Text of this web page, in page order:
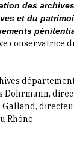
des
et du
conservatrice
Dohrmann,
Rhône